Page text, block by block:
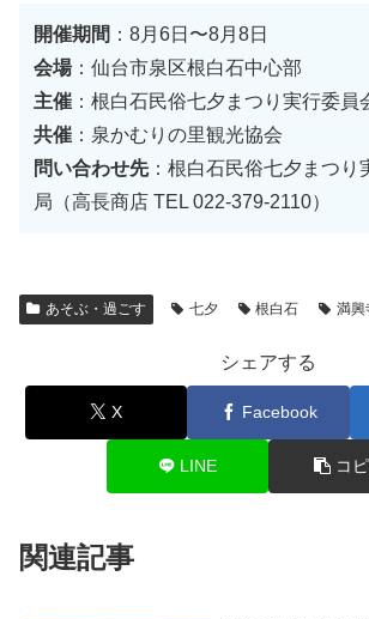
開催期間 ：8月6日〜8月8日
会場：仙台市泉区根白石中心部
主催 ：根白石民俗七夕まつり実行委員
共催 ：泉かむりの里観光協会
問い合わせ先：根白石民俗七夕まつり
局（高長商店 TEL 022-379-2110）
あそぶ・過ごす 七夕 根白石 満興
シェアする
X Facebook
LINE コ
関連記事